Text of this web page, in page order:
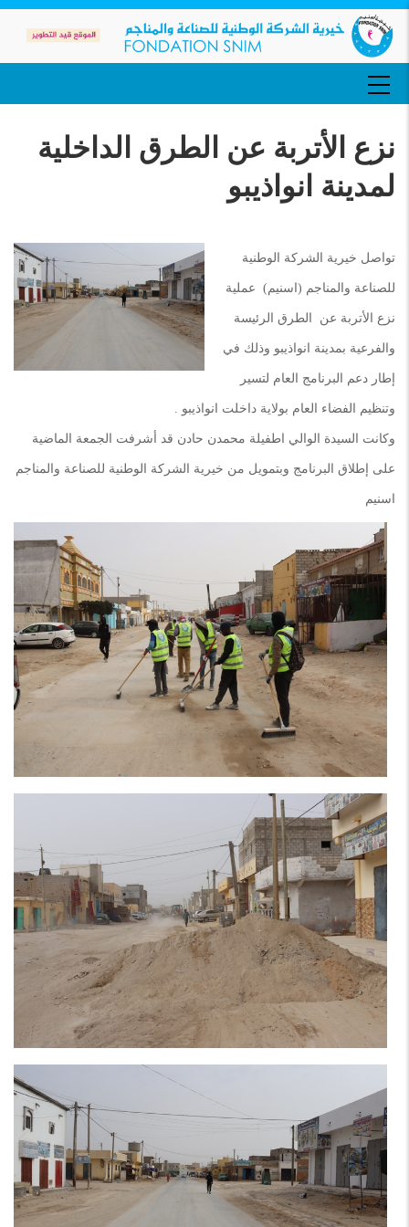
تجاوز
إلى
المحتوى
الرئيسيMAIN
NAVIGATION
نزع الأتربة عن الطرق الداخلية
لمدينة انواذيبو
تواصل خيرية الشركة الوطنية
للصناعة والمناجم (اسنيم) عملية
نزع الأتربة عن الطرق الرئيسة
والفرعية بمدينة انواذيبو وذلك في
إطار دعم البرنامج العام لتسير
وتنظيم الفضاء العام بولاية داخلت انواذيبو .
وكانت السيدة الوالي اطفيلة محمدن حادن قد أشرفت الجمعة الماضية
على إطلاق البرنامج وبتمويل من خيرية الشركة الوطنية للصناعة والمناجم
اسنيم